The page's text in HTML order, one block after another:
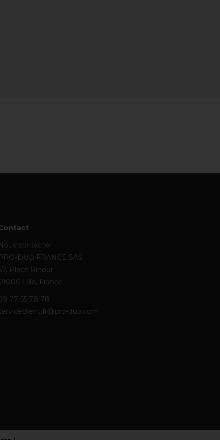
contacter
DUO FRANCE SAS
Place Rihour
Lille, France
77 55 78 78
duo.com